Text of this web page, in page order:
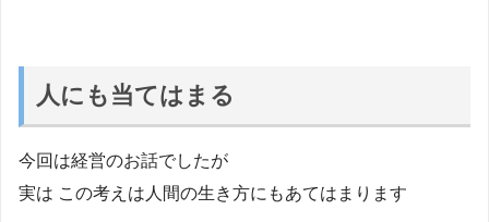
人にも当てはまる
今回は経営のお話でしたが
実は この考えは人間の生き方にもあてはまります